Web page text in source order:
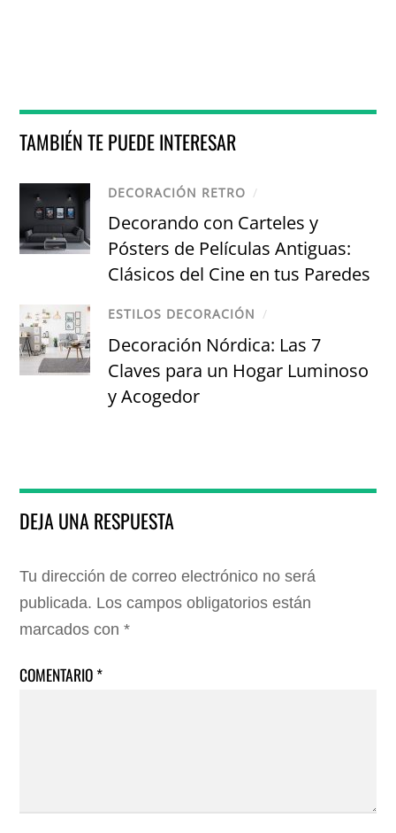
TAMBIÉN TE PUEDE INTERESAR
DECORACIÓN RETRO /
Decorando con Carteles y
Pósters de Películas Antiguas:
Clásicos del Cine en tus Paredes
ESTILOS DECORACIÓN /
Decoración Nórdica: Las 7
Claves para un Hogar Luminoso
y Acogedor
DEJA UNA RESPUESTA
Tu dirección de correo electrónico no será
publicada. Los campos obligatorios están
marcados con*
COMENTARIO*